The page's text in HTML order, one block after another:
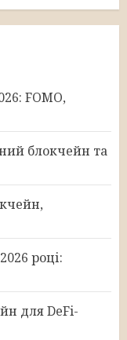
FOMO,
блокчейн та
році:
для DeFi-